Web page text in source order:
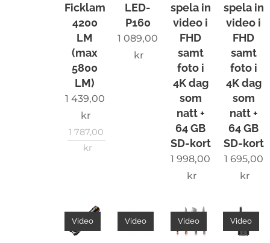
kraftful
l
ljusstyr
ka ✔️
Inbygg
d
power
bank
med
dubbel
riktad
addnin
g via
Ficklampa
4200
LM
(max
5800
LM)
1 439,00
kr
1 787,00
kr
LED-
P160
1 089,00
kr
spela in
video i
FHD
samt
foto i
4K dag
som
natt +
64 GB
SD-kort
1 998,00
kr
spela in
video i
FHD
samt
foto i
4K dag
som
natt +
64 GB
SD-kort
1 695,00
kr
Video Video Video Video